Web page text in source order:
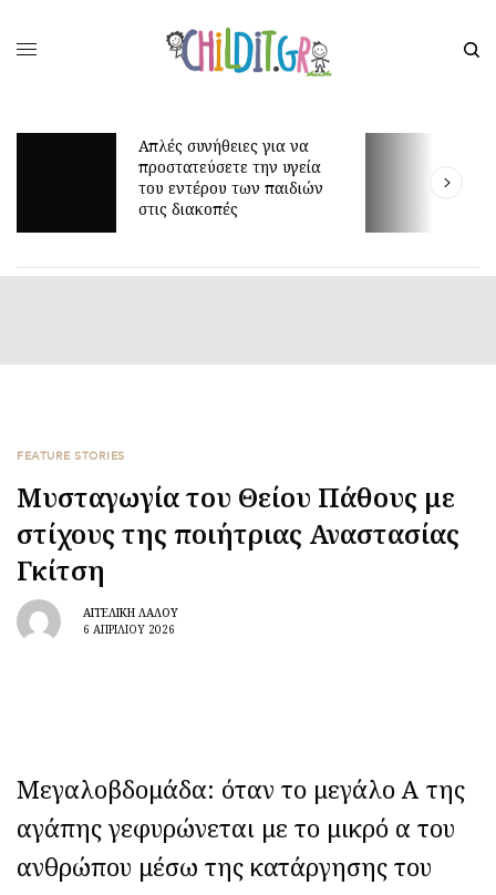
Γιατί τα οκτώ μπορεί να
είναι τόσο δύσκολη ηλικία;
FEATURE STORIES
Μυσταγωγία του Θείου Πάθους με
στίχους της ποιήτριας Αναστασίας
Γκίτση
ΑΓΓΕΛΙΚΉ ΛΆΛΟΥ
6 ΑΠΡΙΛΊΟΥ 2026
Μεγαλοβδομάδα: όταν το μεγάλο Α της
αγάπης γεφυρώνεται με το μικρό α του
ανθρώπου μέσω της κατάργησης του